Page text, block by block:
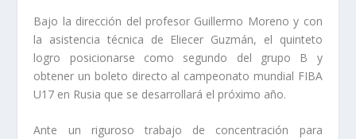
Bajo la dirección del profesor Guillermo Moreno y con
la asistencia técnica de Eliecer Guzmán, el quinteto
logro posicionarse como segundo del grupo B y
obtener un boleto directo al campeonato mundial FIBA
U17 en Rusia que se desarrollará el próximo año.
Ante un riguroso trabajo de concentración para